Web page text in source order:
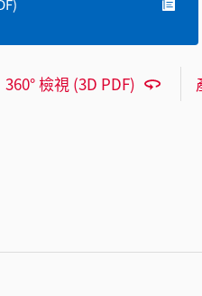
360° 檢視 (3D PDF)